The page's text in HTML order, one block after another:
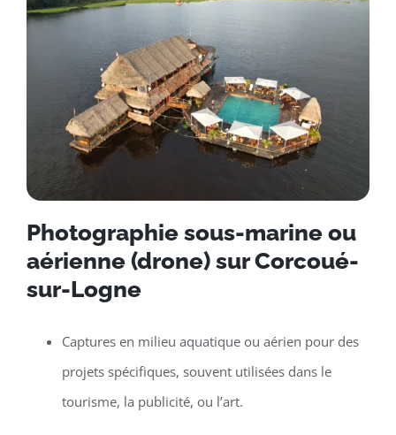
Photographie sous-marine ou
aérienne (drone) sur Corcoué-
sur-Logne
Captures en milieu aquatique ou aérien pour des
projets spécifiques, souvent utilisées dans le
tourisme, la publicité, ou l’art.